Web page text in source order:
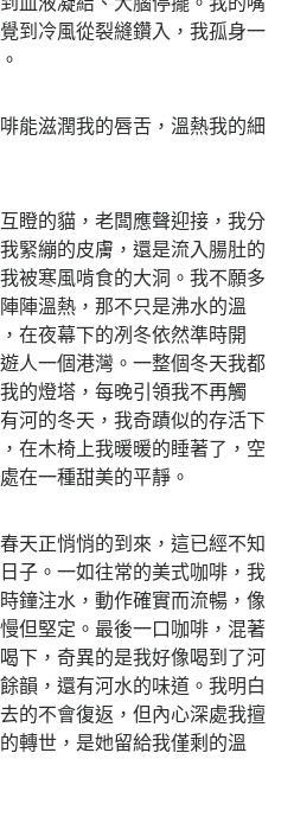
到冷風從裂縫鑽入，我孤身一
能滋潤我的唇舌，溫熱我的細
瞪的貓，老闆應聲迎接，我分
緊繃的皮膚，還是流入腸肚的
被寒風啃食的大洞。我不願多
陣溫熱，那不只是沸水的溫
在夜幕下的冽冬依然準時開
人一個港灣。一整個冬天我都
的燈塔，每晚引領我不再觸
河的冬天，我奇蹟似的存活下
在木椅上我暖暖的睡著了，空
在一種甜美的平靜。
天正悄悄的到來，這已經不知
子。一如往常的美式咖啡，我
鐘注水，動作確實而流暢，像
但堅定。最後一口咖啡，混著
下，奇異的是我好像喝到了河
韻，還有河水的味道。我明白
的不會復返，但內心深處我擅
轉世，是她留給我僅剩的溫